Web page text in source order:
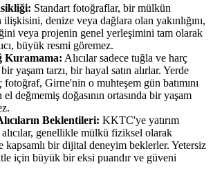
Standart fotoğraflar, bir mülkün
denize veya dağlara olan yakınlığını,
veya projenin genel yerleşimini tam olarak
büyük resmi göremez.
Kuramama: Alıcılar sadece tuğla ve harç
yaşam tarzı, bir hayal satın alırlar. Yerde
Girne'nin o muhteşem gün batımını
değmemiş doğasının ortasında bir yaşam
Beklentileri: KKTC'ye yatırım
alıcılar, genellikle mülkü fiziksel olarak
kapsamlı bir dijital deneyim beklerler. Yetersiz
için büyük bir eksi puandır ve güveni